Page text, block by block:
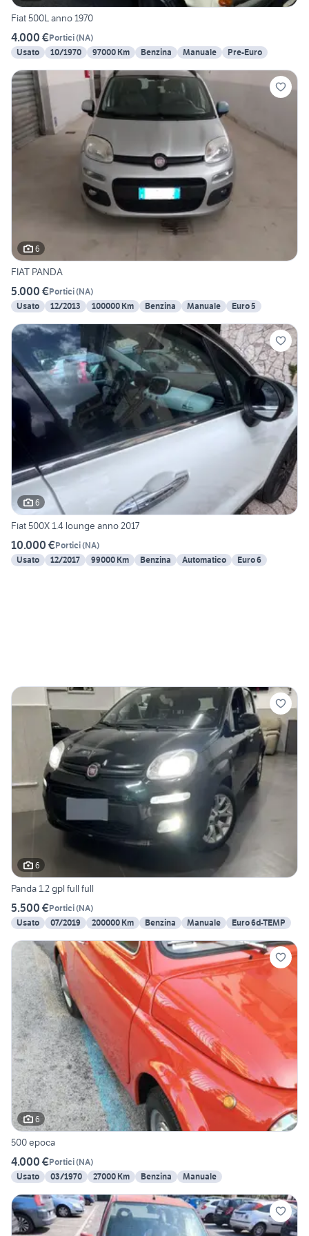
Fiat 500L anno 1970
4.000 €Portici(NA)
Usato
10/1970 97000 Km Benzina Manuale Pre-Euro
6
FIAT PANDA
5.000 €Portici(NA)
Usato
12/2013 100000 Km Benzina Manuale Euro 5
6
Fiat 500X 1.4 lounge anno 2017
10.000 €Portici(NA)
Usato
12/2017 99000 Km Benzina Automatico Euro 6
6
Panda 1.2 gpl full full
5.500 €Portici(NA)
Usato
07/2019 200000 Km Benzina Manuale Euro 6d-TEMP
6
500 epoca
4.000 €Portici(NA)
Usato
03/1970 27000 Km Benzina Manuale